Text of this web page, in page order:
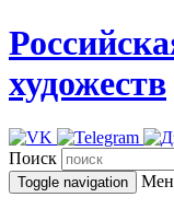
художеств
Поиск
Toggle navigation